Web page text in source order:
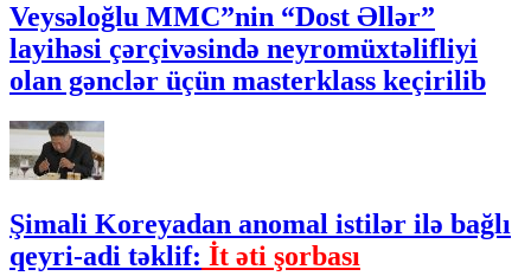
Veysəloğlu MMC”nin “Dost Əllər”
layihəsi çərçivəsində neyromüxtəlifliyi
olan gənclər üçün masterklass keçirilib
Şimali Koreyadan anomal istilər ilə bağlı
qeyri-adi təklif: İt əti şorbası